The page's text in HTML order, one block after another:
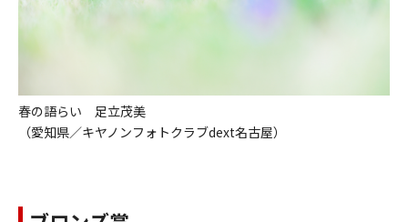
春の語らい 足立茂美
（愛知県／キヤノンフォトクラブdext名古屋）